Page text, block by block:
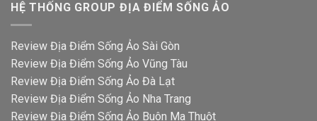
HỆ THỐNG GROUP ĐỊA ĐIỂM SỐNG ẢO
Review Địa Điểm Sống Ảo Sài Gòn
Review Địa Điểm Sống Ảo Vũng Tàu
Review Địa Điểm Sống Ảo Đà Lạt
Review Địa Điểm Sống Ảo Nha Trang
Review Địa Điểm Sống Ảo Buôn Ma Thuột